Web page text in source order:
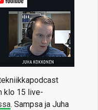
klo 15 live-
. Sampsa ja Juha